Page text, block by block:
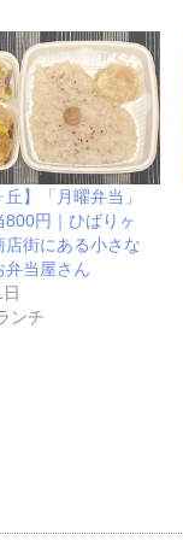
丘】「月曜弁当」
800円｜ひばりヶ
店街にある小さな
弁当屋さん
ンチ